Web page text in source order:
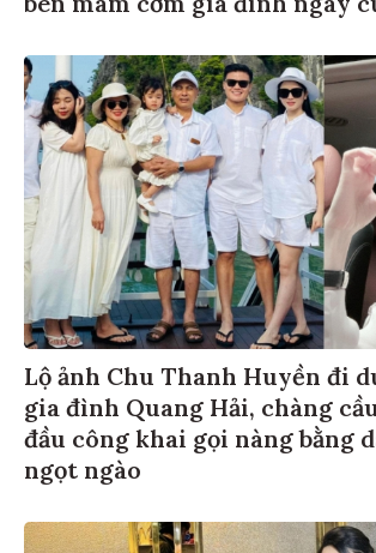
Lộ ảnh Chu Thanh Huyền đi
gia đình Quang Hải, chàng
đầu công khai gọi nàng bằng
ngọt ngào